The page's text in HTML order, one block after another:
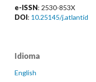
e-ISSN: 2530-853X
DOI: 10.25145/j.atlantid
Idioma
English